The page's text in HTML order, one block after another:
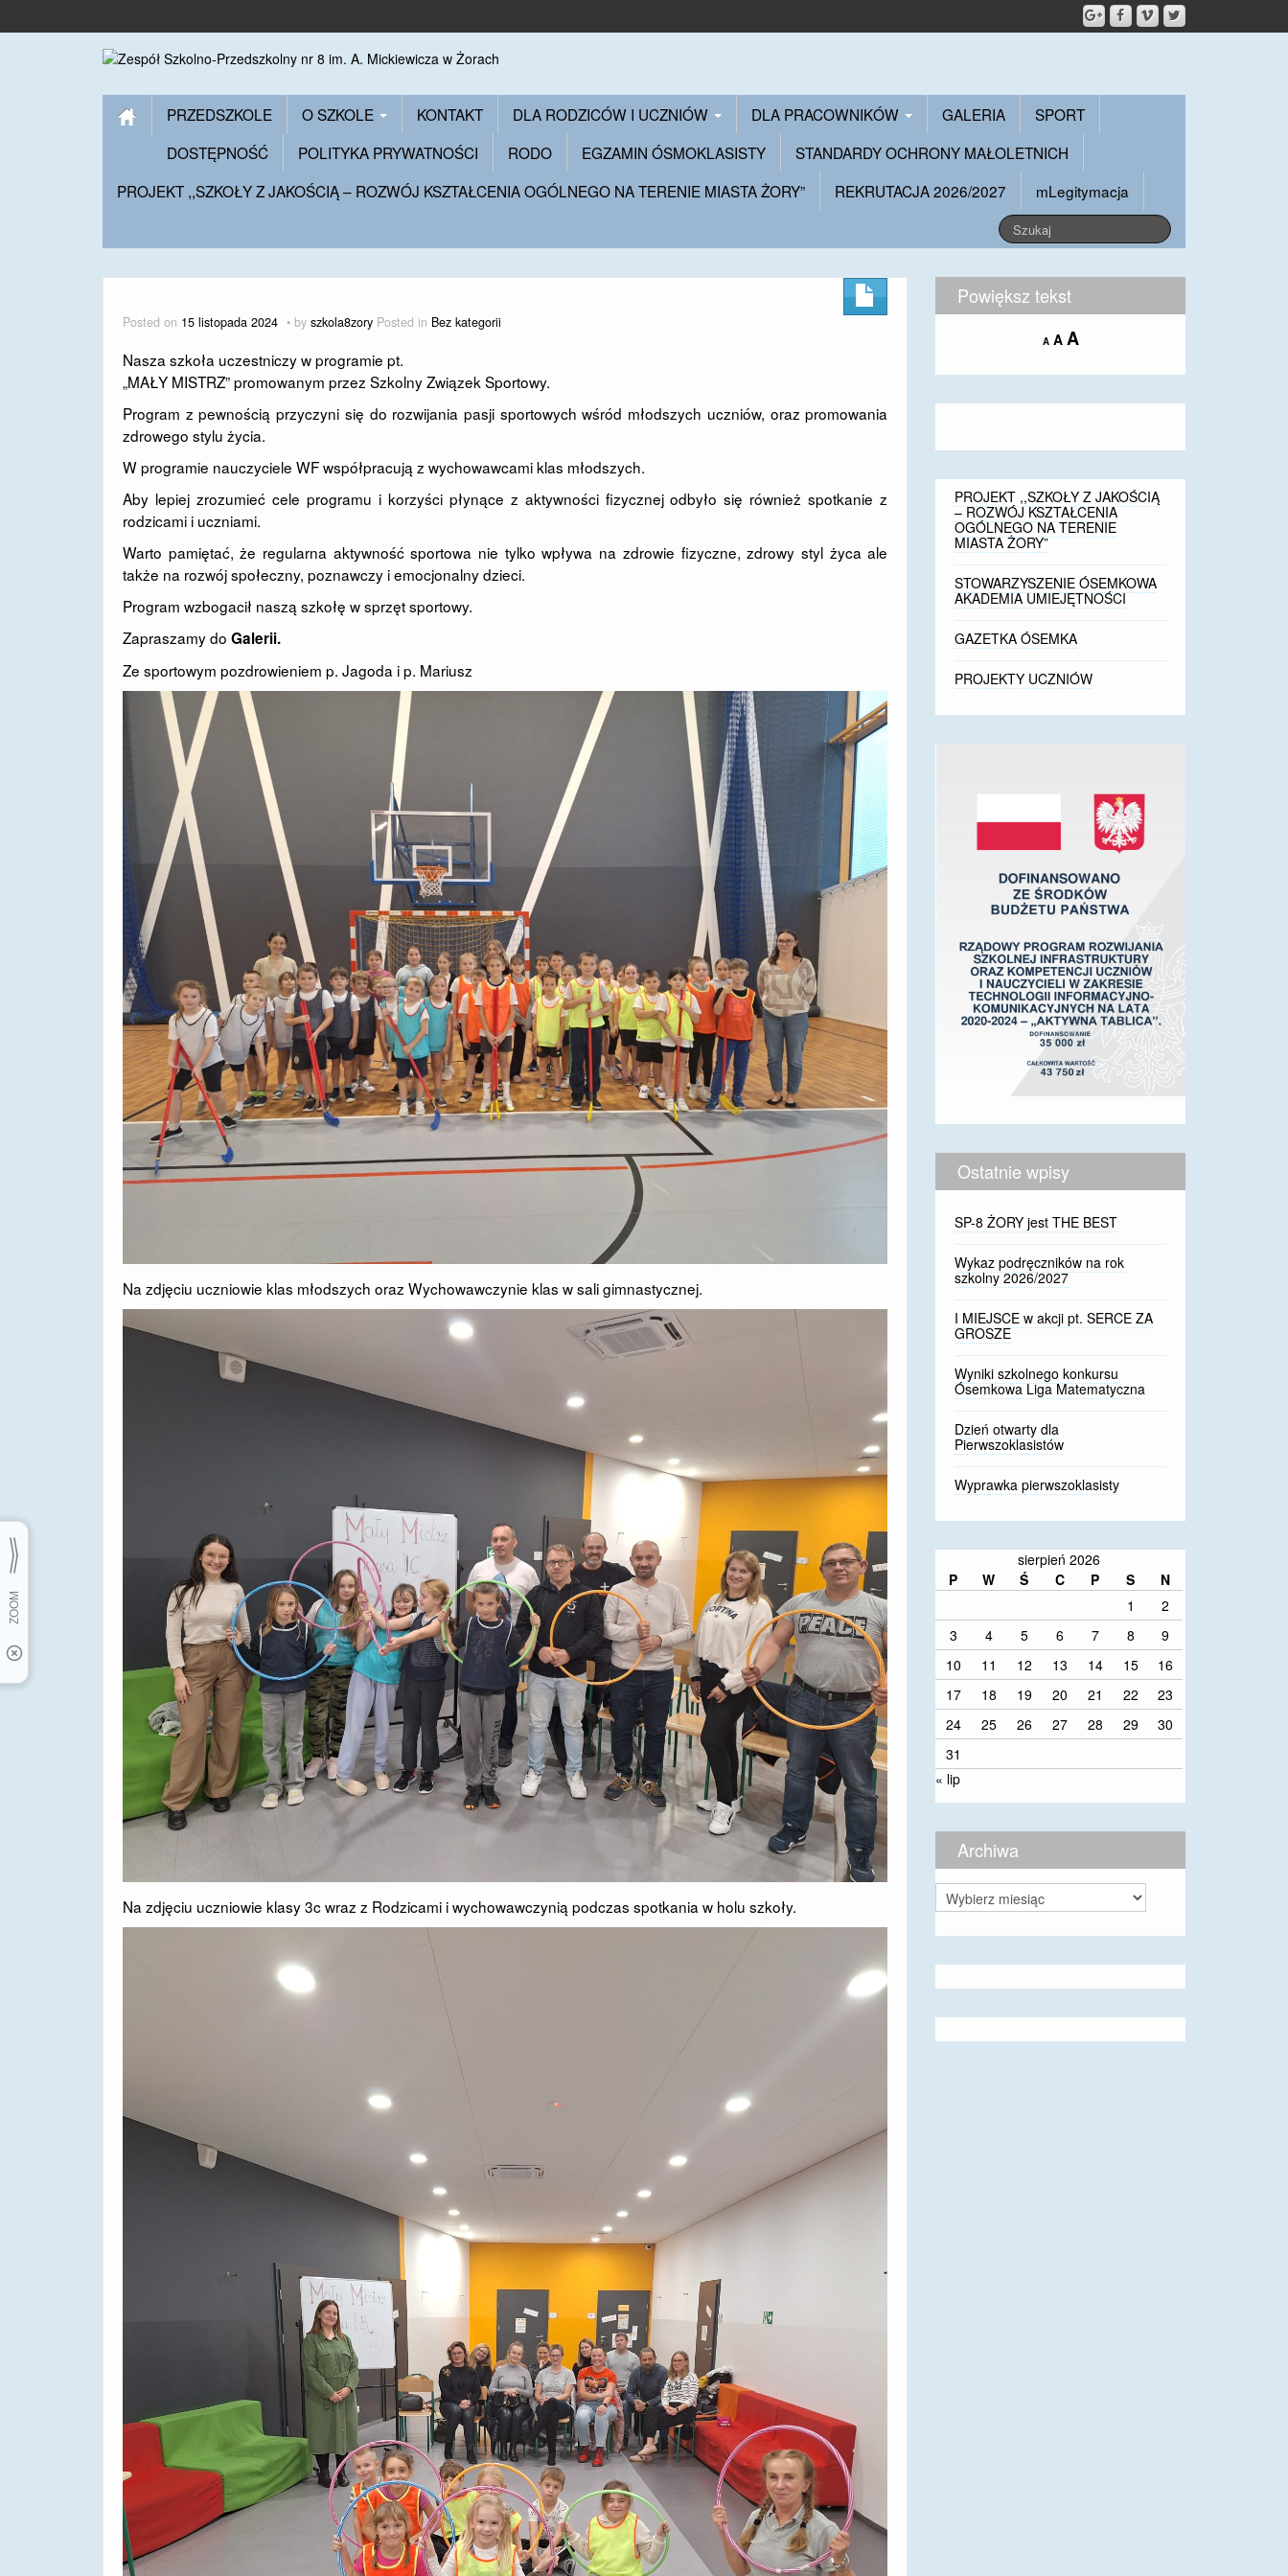
PRZEDSZKOLE O SZKOLE KONTAKT DLA RODZICÓW I UCZNIÓW DLA PRACOWNIKÓW GALERIA
SPORT
DOSTĘPNOŚĆ
POLITYKA PRYWATNOŚCI RODO EGZAMIN ÓSMOKLASISTY
STANDARDY OCHRONY MAŁOLETNICH
PROJEKT ,,SZKOŁY Z JAKOŚCIĄ – ROZWÓJ KSZTAŁCENIA OGÓLNEGO NA TERENIE MIASTA ŻORY”
REKRUTACJA 2026/2027 mLegitymacja
Posted on 15 listopada 2024 by szkola8zory Posted in Bez kategorii
Nasza szkoła uczestniczy w programie pt.
„MAŁY MISTRZ” promowanym przez Szkolny Związek Sportowy.
Program z pewnością przyczyni się do rozwijania pasji sportowych wśród młodszych uczniów, oraz promowania
zdrowego stylu życia.
W programie nauczyciele WF współpracują z wychowawcami klas młodszych.
Aby lepiej zrozumieć cele programu i korzyści płynące z aktywności fizycznej odbyło się również spotkanie z
rodzicami i uczniami.
Warto pamiętać, że regularna aktywność sportowa nie tylko wpływa na zdrowie fizyczne, zdrowy styl życa ale
także na rozwój społeczny, poznawczy i emocjonalny dzieci.
Program wzbogacił naszą szkołę w sprzęt sportowy.
Zapraszamy do Galerii.
Ze sportowym pozdrowieniem p. Jagoda i p. Mariusz
Na zdjęciu uczniowie klas młodszych oraz Wychowawczynie klas w sali gimnastycznej.
Na zdjęciu uczniowie klasy 3c wraz z Rodzicami i wychowawczynią podczas spotkania w holu szkoły.
Powiększ tekst
ADecrease
size.
AReset
size.
AIncrease
size.
PROJEKT ,,SZKOŁY Z JAKOŚCIĄ
– ROZWÓJ KSZTAŁCENIA
OGÓLNEGO NA TERENIE
MIASTA ŻORY”
STOWARZYSZENIE ÓSEMKOWA
AKADEMIA UMIEJĘTNOŚCI
GAZETKA ÓSEMKA
PROJEKTY UCZNIÓW
Ostatnie wpisy
SP-8 ŻORY jest THE BEST
Wykaz podręczników na rok
szkolny 2026/2027
I MIEJSCE w akcji pt. SERCE ZA
GROSZE
Wyniki szkolnego konkursu
Ósemkowa Liga Matematyczna
Dzień otwarty dla
Pierwszoklasistów
Wyprawka pierwszoklasisty
sierpień 2026
P
W Ś C P S
N
1
2
3
4 5 6 7 8
9
10
11 12 13 14 15
16
17
18 19 20 21 22
23
24
25 26 27 28 29
30
31
« lip
Archiwa
Archiwa